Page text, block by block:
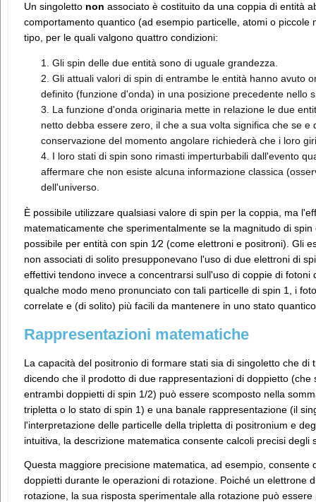
Un singoletto non associato è costituito da una coppia di entità
comportamento quantico (ad esempio particelle, atomi o
tipo, per le quali valgono quattro condizioni:
Gli spin delle due entità sono di uguale grandezza.
Gli attuali valori di spin di entrambe le entità hanno avuto
definito (funzione d'onda) in una posizione precedente nello
La funzione d'onda originaria mette in relazione le due
netto debba essere zero, il che a sua volta significa che se
conservazione del momento angolare richiederà che i loro
I loro stati di spin sono rimasti imperturbabili dall'evento
affermare che non esiste alcuna informazione classica
dell'universo.
È possibile utilizzare qualsiasi valore di spin per la coppia, ma
matematicamente che sperimentalmente se la magnitudo di
possibile per entità con spin 1⁄2 (come elettroni e positroni). Gli
non associati di solito presupponevano l'uso di due elettroni di
effettivi tendono invece a concentrarsi sull'uso di coppie di
qualche modo meno pronunciato con tali particelle di spin 1, i
correlate e (di solito) più facili da mantenere in uno stato
Rappresentazioni matematiche
La capacità del positronio di formare stati sia di singoletto che
dicendo che il prodotto di due rappresentazioni di doppietto
entrambi doppietti di spin 1/2) può essere scomposto nella
tripletta o lo stato di spin 1) e una banale rappresentazione (il
l'interpretazione delle particelle della tripletta di positronium e
intuitiva, la descrizione matematica consente calcoli precisi degli
Questa maggiore precisione matematica, ad esempio, consente
doppietti durante le operazioni di rotazione. Poiché un elettrone
rotazione, la sua risposta sperimentale alla rotazione può